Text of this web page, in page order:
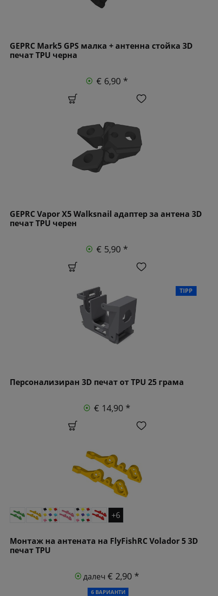
GEPRC Mark5 GPS малка + антенна стойка 3D
печат TPU черна
€ 6,90 *
GEPRC Vapor X5 Walksnail адаптер за антена 3D
печат TPU черен
€ 5,90 *
TIPP
Персонализиран 3D печат от TPU 25 грама
€ 14,90 *
+6
Монтаж на антената на FlyFishRC Volador 5 3D
печат TPU
далеч€ 2,90 *
6 ВАРИАНТИ